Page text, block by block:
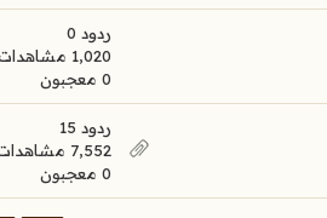
ردود 0
1,020 مشاهدات
0 معجبون
ردود 15
7,552 مشاهدات
0 معجبون